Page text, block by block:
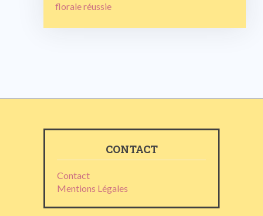
florale réussie
CONTACT
Contact
Mentions Légales